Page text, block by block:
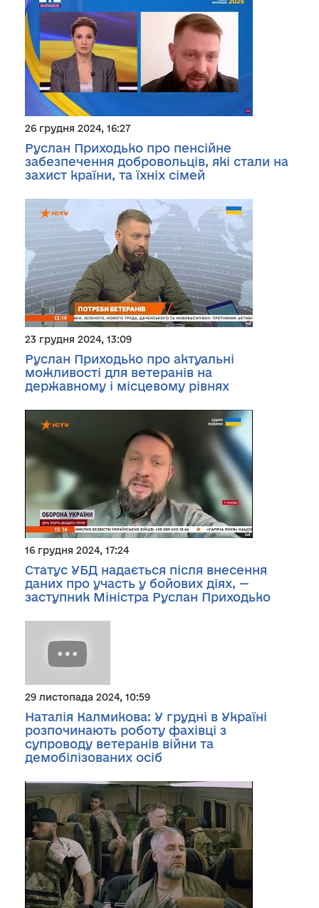
26 грудня 2024, 16:27
Руслан Приходько про пенсійне
забезпечення добровольців, які стали на
захист країни, та їхніх сімей
23 грудня 2024, 13:09
Руслан Приходько про актуальні
можливості для ветеранів на
державному і місцевому рівнях
16 грудня 2024, 17:24
Статус УБД надається після внесення
даних про участь у бойових діях, —
заступник Міністра Руслан Приходько
29 листопада 2024, 10:59
Наталія Калмикова: У грудні в Україні
розпочинають роботу фахівці з
супроводу ветеранів війни та
демобілізованих осіб